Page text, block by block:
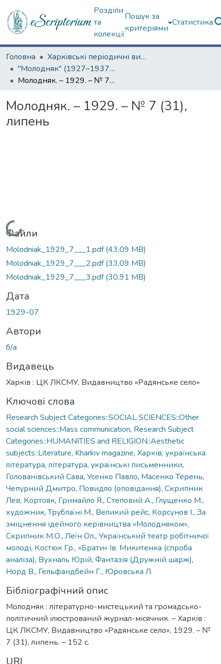
Розділи
та
колекції
Пошук за
критеріями
Статистика
Головна
Харківські періодичні видання
"Молодняк" (1927–1937 рр.)
Молодняк. – 1929. – № 7 (31), липень
Молодняк. – 1929. – № 7 (31),
липень
Вантажиться...
Файли
Molodniak_1929_7___1.pdf(43,09 MB)
Molodniak_1929_7___2.pdf(33,09 MB)
Molodniak_1929_7___3.pdf(30,91 MB)
Дата
1929-07
Автори
б/а
Видавець
Харків : ЦК ЛКСМУ, Видавництво «Радянське село»
Ключові слова
Research Subject Categories::SOCIAL SCIENCES::Other
social sciences::Mass communication, Research Subject
Categories::HUMANITIES and RELIGION::Aesthetic
subjects::Literature, Kharkiv magazine, Харків, українська
література, література, українські письменники,
Голованівський Сава, Усенко Павло, Масенко Терень,
Чепурний Дмитро, Повидло (оповідання), Скрипник
Лев, Кортояк, Гримайло Я., Степовий А., Глущенко М.,
художник,Трублаїні М., Великий рейс, Корсунов І., За
зміцнення ідейного керівництва «Молодняком»,
Скрипник М.О., Леїн Ол., Український театр робітничої
молоді, Костюк Гр., «Брати» Ів. Микитенка (спроба
аналіза), Вухналь Юрій, Фантазія (Дружній шарж),
Норд В., Гельфандбейн Г., Юровська Л.
Бібліографічний опис
Молодняк : літературно-мистецький та громадсько-
політичний ілюстрований журнал-місячник. – Харків :
ЦК ЛКСМУ, Видавництво «Радянське село», 1929. – №
7 (31), липень. – 152 с.
URI